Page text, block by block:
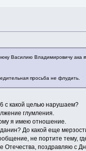
Василию Владимировичу ака
просьба не флудить.
с какой целью нарушаем?
глумления.
я имею отношение.
До какой еще
не портите тему,
поздравляю с